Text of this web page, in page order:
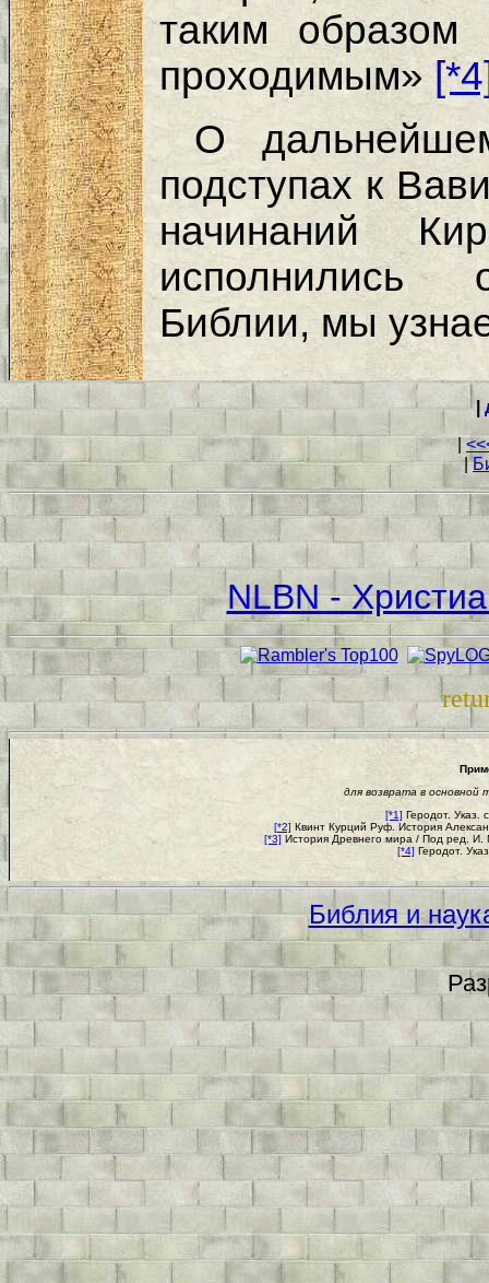
таким образом
проходимым»
О
подступах к
начинаний
исполнились
Библии, мы
|
NLBN -
для возврата в основной
[*1] Геродот.
[*2] Квинт Курций Руф. История
[*3] История Древнего мира / Под ред.
[*4] Геродот.
Библия и